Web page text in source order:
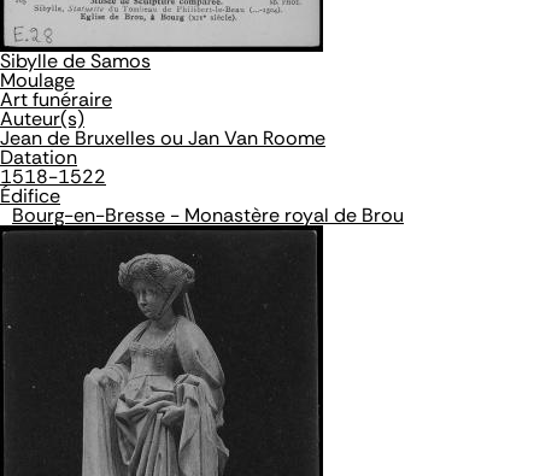
Sibylle de Samos
Moulage
Art funéraire
Auteur(s)
Jean de Bruxelles ou Jan Van Roome
Datation
1518-1522
Édifice
Bourg-en-Bresse - Monastère royal de Brou